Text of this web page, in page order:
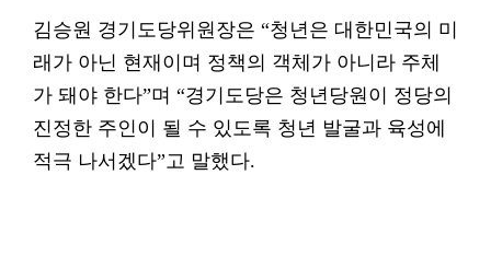
김승원 경기도당위원장은 “청년은 대한민국의 미
래가 아닌 현재이며 정책의 객체가 아니라 주체
가 돼야 한다”며 “경기도당은 청년당원이 정당의
진정한 주인이 될 수 있도록 청년 발굴과 육성에
적극 나서겠다”고 말했다.